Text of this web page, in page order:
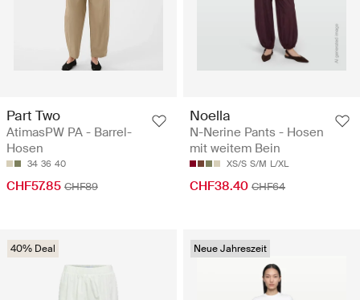
Part Two
AtimasPW PA - Barrel-
Hosen
34 36 40
CHF57.85 CHF89
Noella
N-Nerine Pants - Hosen
mit weitem Bein
XS/S S/M L/XL
CHF38.40 CHF64
40% Deal Neue Jahreszeit